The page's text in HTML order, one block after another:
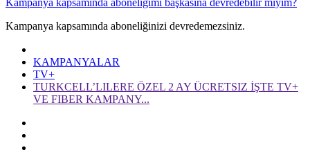
​Kampanya kapsamında aboneliğimi başkasına devredebilir miyim?
​Kampanya kapsamında aboneliğinizi devredemezsiniz.
KAMPANYALAR
TV+
TURKCELL’LILERE ÖZEL 2 AY ÜCRETSIZ İŞTE TV+
VE FIBER KAMPANY...